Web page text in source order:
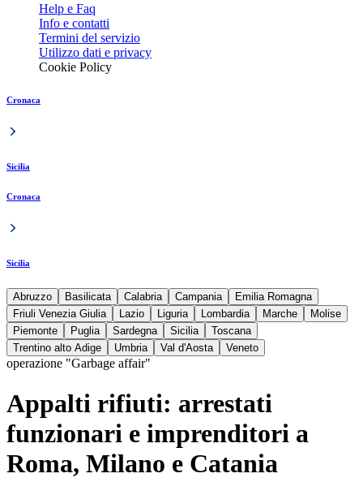
Help e Faq
Info e contatti
Termini del servizio
Utilizzo dati e privacy
Cookie Policy
Cronaca
Sicilia
Cronaca
Sicilia
Abruzzo Basilicata Calabria Campania
Emilia Romagna
Friuli Venezia Giulia
Lazio Liguria Lombardia Marche
Molise
Piemonte
Puglia Sardegna Sicilia
Toscana
Trentino alto Adige
Umbria Val d'Aosta Veneto
operazione "Garbage affair"
Appalti rifiuti: arrestati
funzionari e imprenditori a
Roma, Milano e Catania